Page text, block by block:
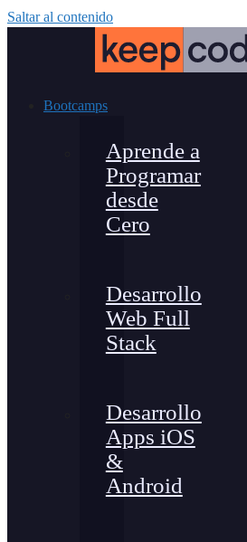
Saltar al contenido
Bootcamps
Aprende a
Programar
desde
Cero
Desarrollo
Web Full
Stack
Desarrollo
Apps iOS
&
Android